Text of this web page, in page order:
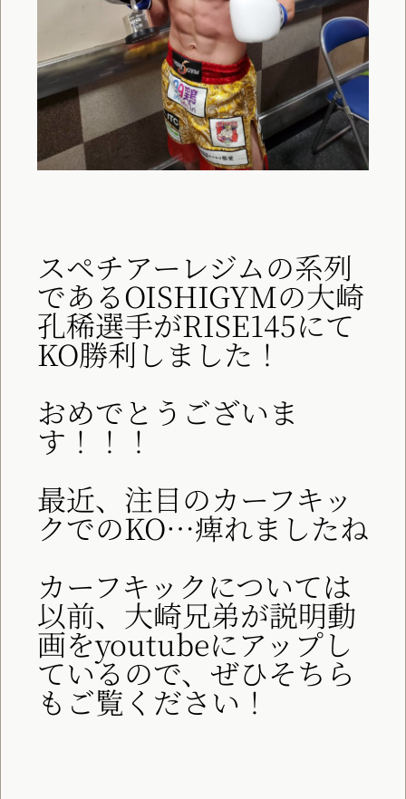
スペチアーレジムの系列
であるOISHIGYMの大崎
孔稀選手がRISE145にて
KO勝利しました！
おめでとうございま
す！！！
最近、注目のカーフキッ
クでのKO…痺れましたね
カーフキックについては
以前、大崎兄弟が説明動
画をyoutubeにアップし
ているので、ぜひそちら
もご覧ください！